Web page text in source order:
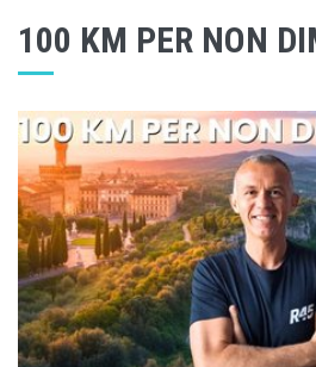
100 KM PER NON